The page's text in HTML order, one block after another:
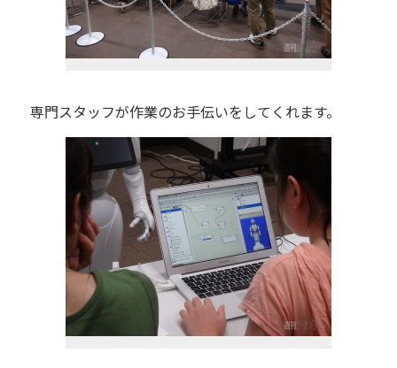
専門スタッフが作業のお手伝いをしてくれます。